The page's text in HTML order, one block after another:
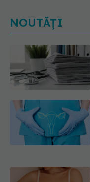
NOUTĂȚI